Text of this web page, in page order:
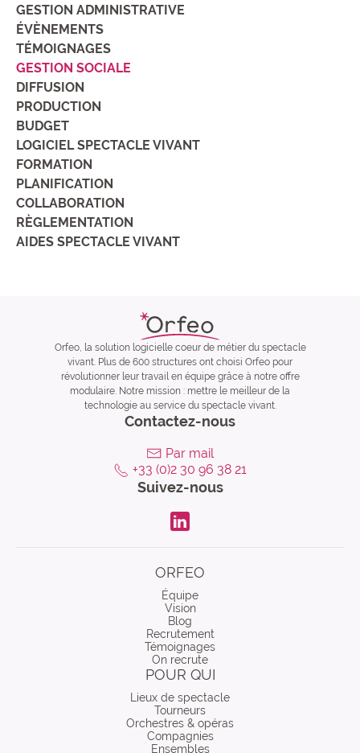
GESTION ADMINISTRATIVE
ÉVÈNEMENTS
TÉMOIGNAGES
GESTION SOCIALE
DIFFUSION
PRODUCTION
BUDGET
LOGICIEL SPECTACLE VIVANT
FORMATION
PLANIFICATION
COLLABORATION
RÈGLEMENTATION
AIDES SPECTACLE VIVANT
Orfeo, la solution logicielle coeur de métier du spectacle
vivant. Plus de 600 structures ont choisi Orfeo pour
révolutionner leur travail en équipe grâce à notre offre
modulaire. Notre mission : mettre le meilleur de la
technologie au service du spectacle vivant.
Contactez-nous
Par mail
+33 (0)2 30 96 38 21
Suivez-nous
ORFEO
Équipe
Vision
Blog
Recrutement
Témoignages
On recrute
POUR QUI
Lieux de spectacle
Tourneurs
Orchestres & opéras
Compagnies
Ensembles